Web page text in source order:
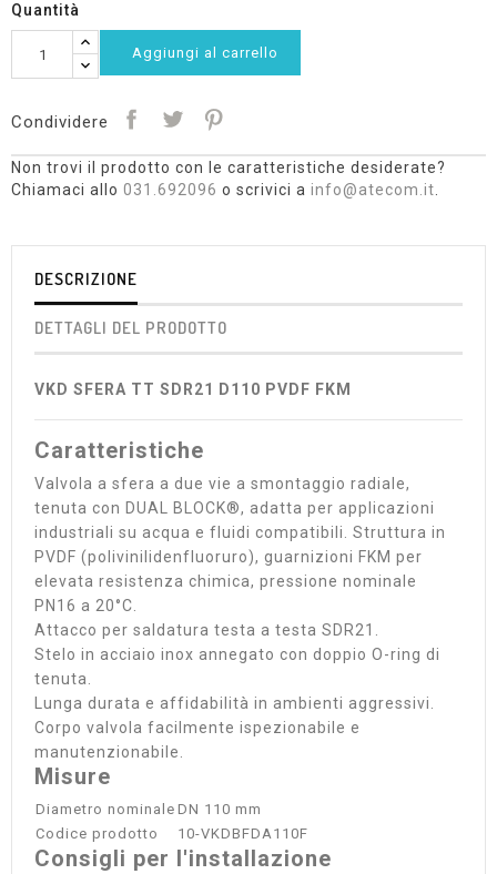
Quantità
Aggiungi al carrello
Condividere
Non trovi il prodotto con le caratteristiche desiderate?
Chiamaci allo 031.692096 o scrivici a info@atecom.it
DESCRIZIONE
DETTAGLI DEL PRODOTTO
VKD SFERA TT SDR21 D110 PVDF FKM
Caratteristiche
Valvola a sfera a due vie a smontaggio radiale,
tenuta con DUAL BLOCK®, adatta per applicazioni
industriali su acqua e fluidi compatibili. Struttura in
PVDF (polivinilidenfluoruro), guarnizioni FKM per
elevata resistenza chimica, pressione nominale
PN16 a 20°C.
Attacco per saldatura testa a testa SDR21.
Stelo in acciaio inox annegato con doppio O-ring di
tenuta.
Lunga durata e affidabilità in ambienti aggressivi.
Corpo valvola facilmente ispezionabile e
manutenzionabile.
Misure
Diametro nominale DN 110 mm
Codice prodotto
10-VKDBFDA110F
Consigli per l'installazione